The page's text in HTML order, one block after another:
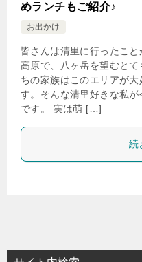
めランチもご紹介♪
お出かけ
皆さんは清里に行ったこ
高原で、八ヶ岳を望むと
ちの家族はこのエリアが
す。そんな清里好きな私
です。 実は萌 […]
続